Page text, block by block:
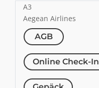
A3
Aegean Airlines
AGB
Online Check-In